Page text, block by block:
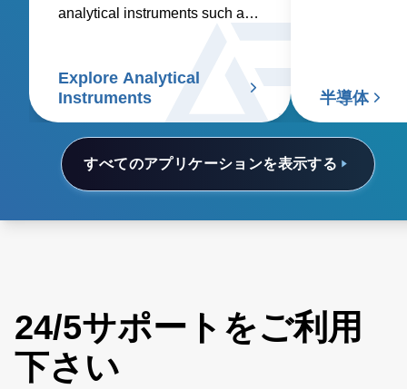
すべてのアプリケーションを表示する
analytical instruments such as
electrophoresis, particle size
analyzers, and scanning
electron microscopes.
Explore Analytical
Instruments
半導体
24/5サポートをご利用
下さい